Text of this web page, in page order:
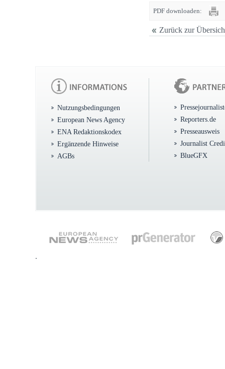
PDF downloaden:
Zurück zur
Nutzungsbedingungen
European News Agency
ENA Redaktionskodex
Ergänzende Hinweise
AGBs
Reporters.de
Presseausweis
Journalist
BlueGFX
.